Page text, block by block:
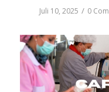
Juli 10, 2025 / 0